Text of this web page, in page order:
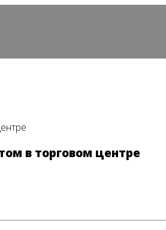
в торговом центре